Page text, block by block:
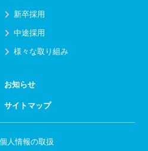
新卒採用
中途採用
様々な取り組み
お知らせ
サイトマップ
個人情報の取扱